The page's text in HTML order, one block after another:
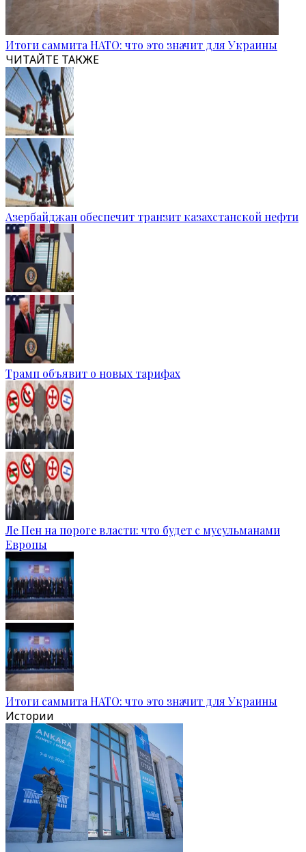
Итоги саммита НАТО: что это значит для Украины
ЧИТАЙТЕ ТАКЖЕ
Азербайджан обеспечит транзит казахстанской нефти
Трамп объявит о новых тарифах
Ле Пен на пороге власти: что будет с мусульманами
Европы
Итоги саммита НАТО: что это значит для Украины
Истории